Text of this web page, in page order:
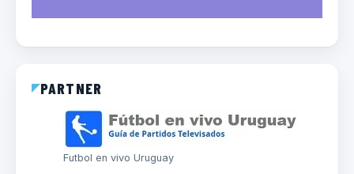
PARTNER
Futbol en vivo Uruguay